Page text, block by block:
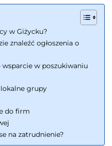
w Giżycku?
znaleźć ogłoszenia o
w poszukiwaniu
lokalne grupy
do firm
na zatrudnienie?